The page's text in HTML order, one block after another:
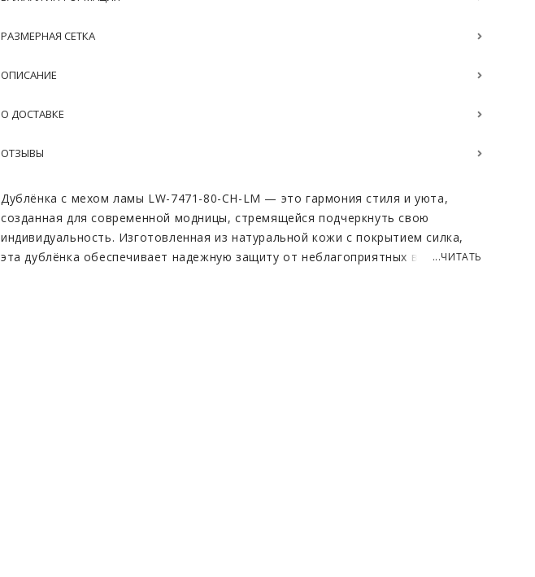
РАЗМЕРНАЯ СЕТКА
ОПИСАНИЕ
О ДОСТАВКЕ
ОТЗЫВЫ
Дублёнка с мехом ламы LW-7471-80-CH-LM — это гармония стиля и уюта,
созданная для современной модницы, стремящейся подчеркнуть свою
индивидуальность. Изготовленная из натуральной кожи с покрытием силка,
эта дублёнка обеспечивает надежную защиту от неблагоприятных внешних
...ЧИТАТЬ